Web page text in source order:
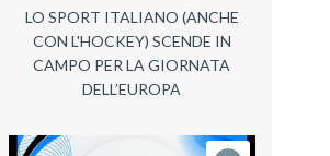
LO SPORT ITALIANO (ANCHE
CON L'HOCKEY) SCENDE IN
CAMPO PER LA GIORNATA
DELL’EUROPA